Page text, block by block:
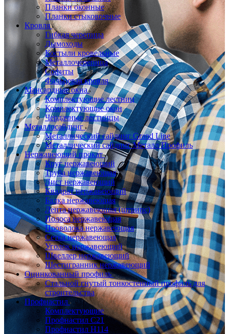
Планки оконные
Планки стыковочные
Кровля
Гибкая черепица
Дымоходы
Костыли кровельные
Металлочерепица
Софиты
Фальцевая кровля
Мансардные окна
Комплектующие лестниц
Комплектующие окон
Чердачные лестницы
Металлосайдинг
Металлический сайдинг Grand Line
Металлический сайдинг Металл Профиль
Нержавеющий прокат
Круг нержавеющий
Труба нержавеющая
Лист нержавеющий
Квадрат нержавеющий
Балка нержавеющая
Лента нержавеющая (штрипс)
Полоса нержавеющая
Проволока нержавеющая
Сетка нержавеющая
Уголок нержавеющий
Швеллер нержавеющий
Шестигранник нержавеющий
Оцинкованный профиль
Стальной гнутый тонкостенный профиль для
строительства
Профнастил
Комплектующие
Профнастил C21
Профнастил Н114